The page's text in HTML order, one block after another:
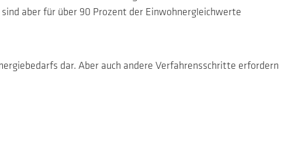
aber für über 90 Prozent der Einwohnergleichwerte
dar. Aber auch andere Verfahrensschritte erfordern